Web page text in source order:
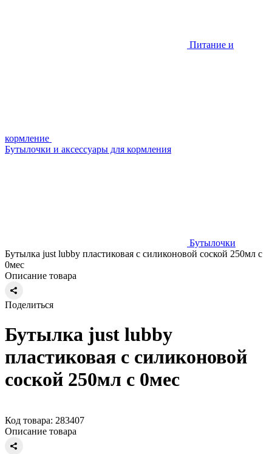
Питание и
кормление
Бутылочки и аксессуары для кормления
Бутылочки
Бутылка just lubby пластиковая с силиконовой соской 250мл с
0мес
Описание товара
Поделиться
Бутылка just lubby
пластиковая с силиконовой
соской 250мл с 0мес
Код товара: 283407
Описание товара